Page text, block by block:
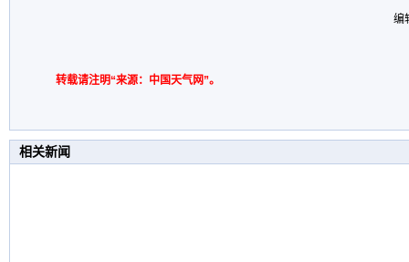
编
转载请注明“来源：中国天气网”。
相关新闻